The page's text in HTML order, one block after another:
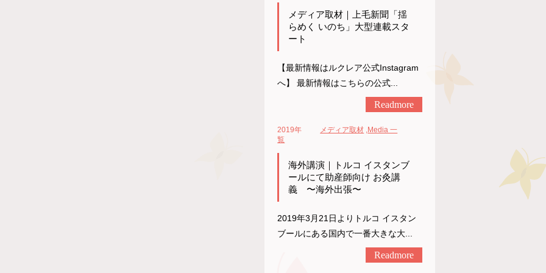
メディア取材｜上毛新聞「揺
らめく いのち」大型連載スタ
ート
【最新情報はルクレア公式Instagram
へ】 最新情報はこちらの公式...
Readmore
2019年 メディア取材 ,Media 一
覧
海外講演｜トルコ イスタンブ
ールにて助産師向け お灸講
義 〜海外出張〜
2019年3月21日よりトルコ イスタン
ブールにある国内で一番大きな大...
Readmore